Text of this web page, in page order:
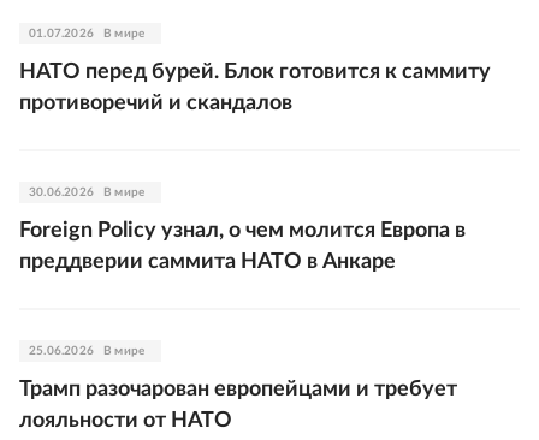
01.07.2026 В мире
НАТО перед бурей. Блок готовится к саммиту
противоречий и скандалов
30.06.2026 В мире
Foreign Policy узнал, о чем молится Европа в
преддверии саммита НАТО в Анкаре
25.06.2026 В мире
Трамп разочарован европейцами и требует
лояльности от НАТО